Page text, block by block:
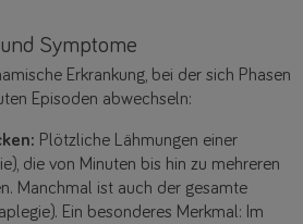
Symptome
Erkrankung, bei der sich Phasen
Episoden abwechseln:
Plötzliche Lähmungen einer
die von Minuten bis hin zu mehreren
Manchmal ist auch der gesamte
Ein besonderes Merkmal: Im